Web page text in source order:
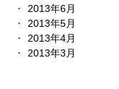
2013年6月
2013年5月
2013年4月
2013年3月